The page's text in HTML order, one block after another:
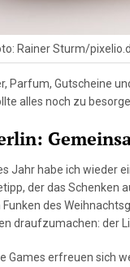
Rainer Sturm/
Parfum, Gutscheine
alles noch zu
Jahr habe ich wieder
der das Schenken
des
draufzumachen: der
Games erfreuen sich